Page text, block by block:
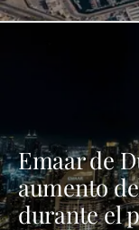
Emaar de
aumento
durante el